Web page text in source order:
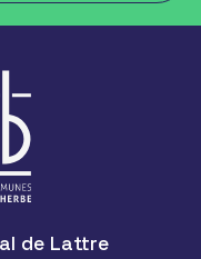
de Lattre